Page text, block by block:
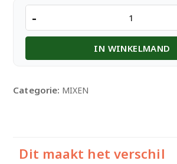
Dahi
Vada
-500gm
-
IN WINKELMAND
Categorie: MIXEN
Dit maakt het verschil